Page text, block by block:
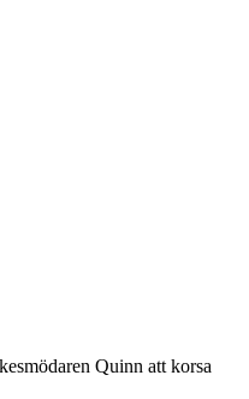
Quinn att korsa